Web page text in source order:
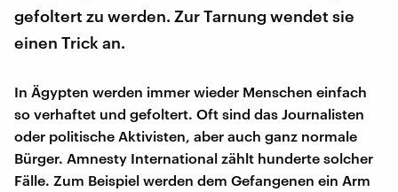
gefoltert zu werden. Zur Tarnung wendet sie
einen Trick an.
In Ägypten werden immer wieder Menschen einfach
so verhaftet und gefoltert. Oft sind das Journalisten
oder politische Aktivisten, aber auch ganz normale
Bürger. Amnesty International zählt hunderte solcher
Fälle. Zum Beispiel werden dem Gefangenen ein Arm